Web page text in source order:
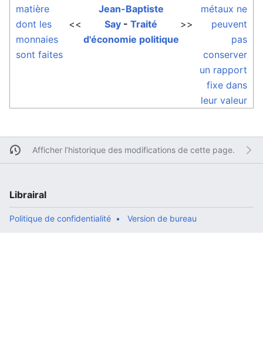
matière
dont les
monnaies
sont faites
<<
Jean-Baptiste
Say - Traité
d'économie politique
>>
métaux ne
peuvent
pas
conserver
un rapport
fixe dans
leur valeur
Afficher l’historique des modifications de cette page.
Librairal
Politique de confidentialité Version de bureau